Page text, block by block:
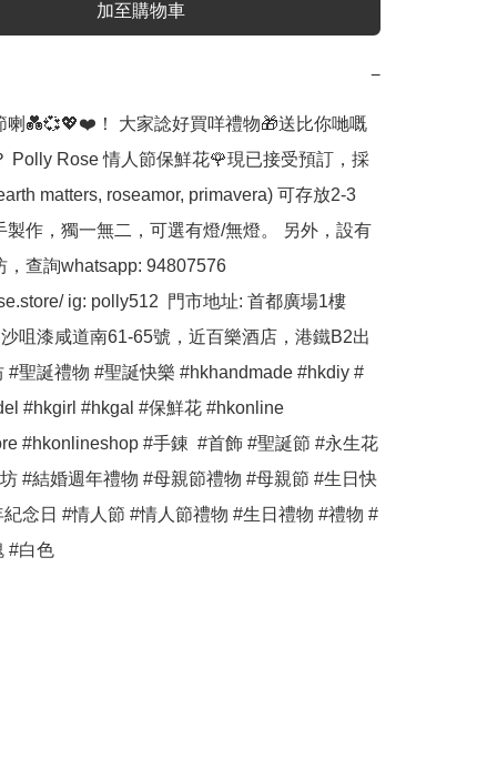
加至購物車
−
喇💑💞💖❤️！ 大家諗好買咩禮物🎁送比你哋嘅
Polly Rose 情人節保鮮花🌹現已接受預訂，採
matters, roseamor, primavera) 可存放2-3
製作，獨一無二，可選有燈/無燈。 另外，設有
，查詢whatsapp: 94807576
ig: polly512  門市地址: 首都廣場1樓
咀漆咸道南61-65號，近百樂酒店，港鐵B2出
#聖誕禮物 #聖誕快樂 #hkhandmade #hkdiy #
#hkgirl #hkgal #保鮮花 #hkonline
#hkonlineshop #手錬  #首飾 #聖誕節 #永生花
#結婚週年禮物 #母親節禮物 #母親節 #生日快
念日 #情人節 #情人節禮物 #生日禮物 #禮物 #
#白色